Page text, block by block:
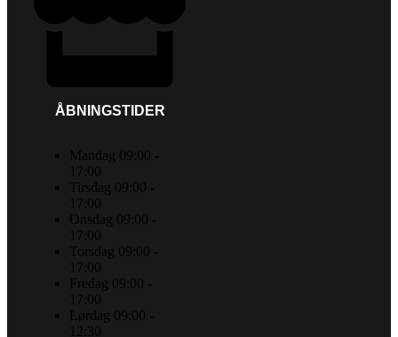
ÅBNINGSTIDER
Mandag 09:00 -
17:00
Tirsdag 09:00 -
17:00
Onsdag 09:00 -
17:00
Torsdag 09:00 -
17:00
Fredag 09:00 -
17:00
Lørdag 09:00 -
12:30